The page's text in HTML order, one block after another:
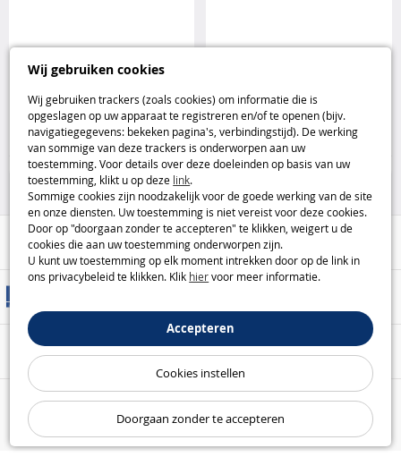
Wij gebruiken cookies
Wij gebruiken trackers (zoals cookies) om informatie die is
opgeslagen op uw apparaat te registreren en/of te openen (bijv.
navigatiegegevens: bekeken pagina's, verbindingstijd). De werking
van sommige van deze trackers is onderworpen aan uw
toestemming. Voor details over deze doeleinden op basis van uw
toestemming, klikt u op deze link.
Sommige cookies zijn noodzakelijk voor de goede werking van de site
en onze diensten. Uw toestemming is niet vereist voor deze cookies.
Door op "doorgaan zonder te accepteren" te klikken, weigert u de
cookies die aan uw toestemming onderworpen zijn.
U kunt uw toestemming op elk moment intrekken door op de link in
ons privacybeleid te klikken. Klik hiervoor meer informatie.
Accepteren
Cookies instellen
Doorgaan zonder te accepteren
Disney Villains Mother Gothel
van Hasbro Disney
14,95€
Disney
26,99€
Speelfiguren
Hulp / Contact
Veilige betaling
Onze garanties